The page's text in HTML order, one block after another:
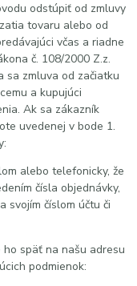
odstúpiť od zmluvy
tovaru alebo od
včas a riadne
č. 108/2000 Z.z.
sa zmluva od začiatku
a kupujúci
Ak sa zákazník
uvedenej v bode 1.
alebo telefonicky, že
čísla objednávky,
svojím číslom účtu či
späť na našu adresu
podmienok: